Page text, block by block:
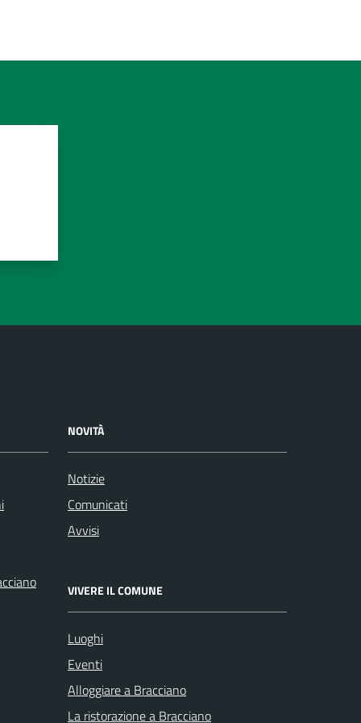
NOVITÀ
Notizie
Comunicati
Avvisi
VIVERE IL COMUNE
Luoghi
Eventi
Alloggiare a Bracciano
La ristorazione a Bracciano